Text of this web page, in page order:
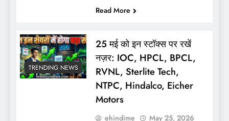
Read More
TRENDING NEWS
25 मई को इन स्टॉक्स पर रखें
नज़र: IOC, HPCL, BPCL,
RVNL, Sterlite Tech,
NTPC, Hindalco, Eicher
Motors
ehindime
May 25, 2026